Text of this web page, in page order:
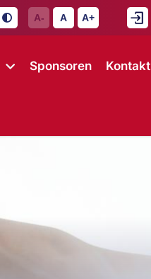
A- A A+
Sponsoren Kontakt